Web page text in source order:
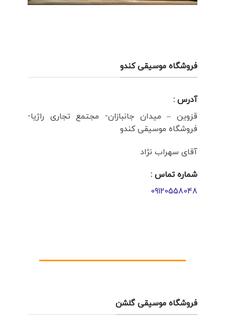
فروشگاه موسیقی کندو
آدرس :
قزوین – میدان جانبازان- مجتمع تجاری راژیا-
فروشگاه موسیقی کندو
آقای سهراب نژاد
شماره تماس :
09120558048
فروشگاه موسیقی گلشن